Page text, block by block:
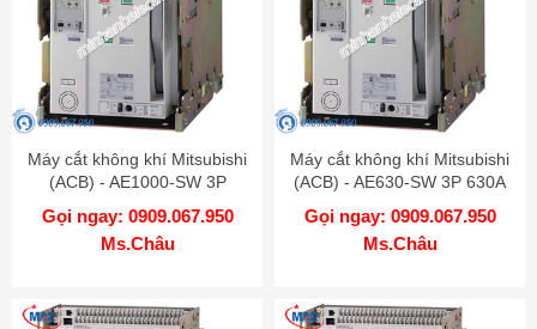
Máy cắt không khí Mitsubishi
(ACB) - AE1000-SW 3P
1000A 65kA DR
Gọi ngay: 0909.067.950
Ms.Châu
Máy cắt không khí Mitsubishi
(ACB) - AE630-SW 3P 630A
65kA DR
Gọi ngay: 0909.067.950
Ms.Châu